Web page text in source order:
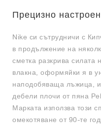
Прецизно
Nike си сътрудничи с
в продължение на
сметка разкрива силата
влакна, оформяйки я в
наподобяваща лъжица,
дебели плочи от пяна
Марката използва този
омекотяване от 90-те